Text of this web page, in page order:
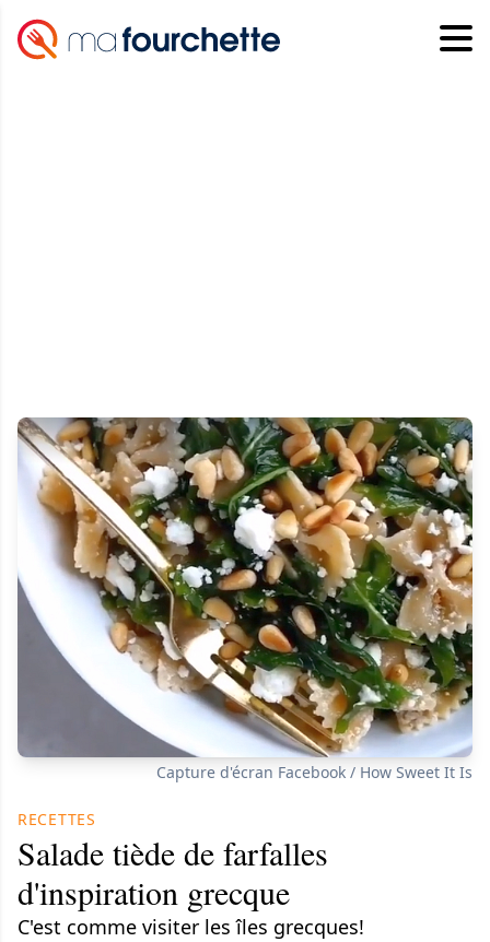
Capture d'écran Facebook / How Sweet It Is
RECETTES
Salade tiède de farfalles
d'inspiration grecque
C'est comme visiter les îles grecques!